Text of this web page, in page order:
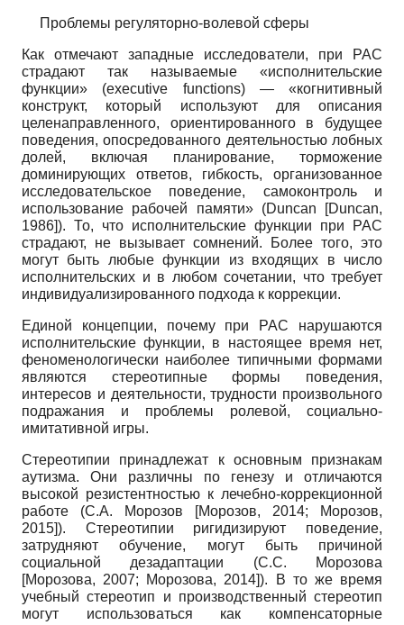
Проблемы регуляторно-волевой сферы
Как отмечают западные исследователи, при РАС
страдают так называемые «исполнительские
функции» (executive functions) — «когнитивный
конструкт, который используют для описания
целенаправленного, ориентированного в будущее
поведения, опосредованного деятельностью лобных
долей, включая планирование, торможение
доминирующих ответов, гибкость, организованное
исследовательское поведение, самоконтроль и
использование рабочей памяти» (Duncan [Duncan,
1986]). То, что исполнительские функции при РАС
страдают, не вызывает сомнений. Более того, это
могут быть любые функции из входящих в число
исполнительских и в любом сочетании, что требует
индивидуализированного подхода к коррекции.
Единой концепции, почему при РАС нарушаются
исполнительские функции, в настоящее время нет,
феноменологически наиболее типичными формами
являются стереотипные формы поведения,
интересов и деятельности, трудности произвольного
подражания и проблемы ролевой, социально-
имитативной игры.
Стереотипии принадлежат к основным признакам
аутизма. Они различны по генезу и отличаются
высокой резистентностью к лечебно-коррекционной
работе (С.А. Морозов
[Морозов, 2014;
Морозов,
2015]). Стереотипии ригидизируют поведение,
затрудняют обучение, могут быть причиной
социальной дезадапта­ции (С.С. Морозова
[Морозова, 2007; Морозова, 2014]). В то же время
учебный стереотип и производственный стереотип
могут использоваться как компенсаторные